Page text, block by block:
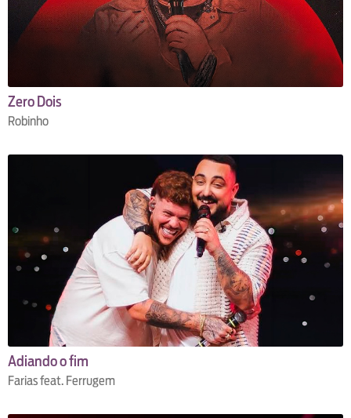
Zero Dois
Robinho
Adiando o fim
Farias feat. Ferrugem